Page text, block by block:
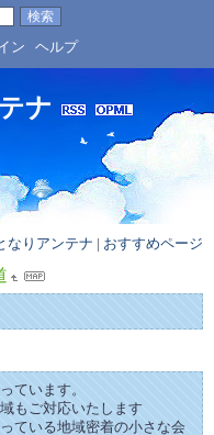
ン ヘルプ
ナ
なりアンテナ | おすすめページ
ています。
もご対応いたします
ている地域密着の小さな会